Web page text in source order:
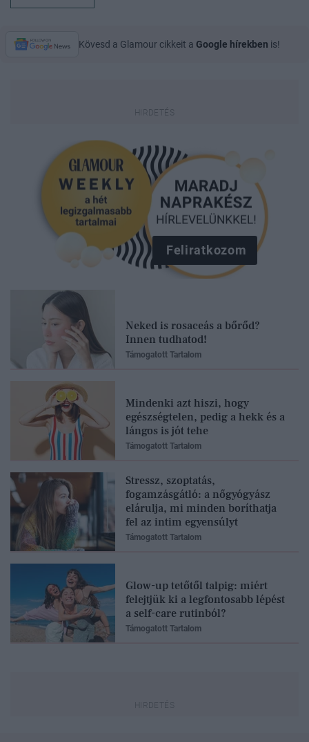
Kövesd a Glamour cikkeit a Google hírekben is!
Feliratkozom
Neked is rosaceás a bőrőd?
Innen tudhatod!
Támogatott Tartalom
Mindenki azt hiszi, hogy
egészségtelen, pedig a hekk és a
lángos is jót tehe
Támogatott Tartalom
Stressz, szoptatás,
fogamzásgátló: a nőgyógyász
elárulja, mi minden boríthatja
fel az intim egyensúlyt
Támogatott Tartalom
Glow-up tetőtől talpig: miért
felejtjük ki a legfontosabb lépést
a self-care rutinból?
Támogatott Tartalom